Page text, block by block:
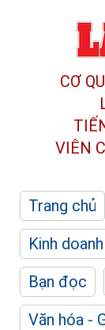
CƠ
VIÊN
Trang chủ
Kinh doanh
Bạn đọc
Văn hóa -